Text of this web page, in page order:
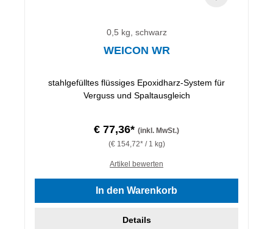
0,5 kg, schwarz
WEICON WR
stahlgefülltes flüssiges Epoxidharz-System für
Verguss und Spaltausgleich
€ 77,36* (inkl. MwSt.)
(€ 154,72* / 1 kg)
Artikel bewerten
In den Warenkorb
Details